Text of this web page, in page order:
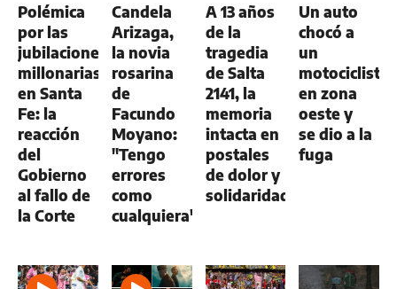
AGRO
Polémica
por las
jubilaciones
millonarias
en Santa
Fe: la
reacción
del
Gobierno
al fallo de
la Corte
Candela
Arizaga,
la novia
rosarina
de
Facundo
Moyano:
"Tengo
errores
como
cualquiera"
A 13 años
de la
tragedia
de Salta
2141, la
memoria
intacta en
postales
de dolor y
solidaridad
Un auto
chocó a
un
motociclista
en zona
oeste y
se dio a la
fuga